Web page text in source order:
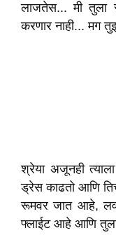
लाजतेस... मी तुला
करणार नाही... मग
श्रेया अजूनही
ड्रेस काढतो आणि
रूमवर जात आहे,
फ्लाईट आहे आणि